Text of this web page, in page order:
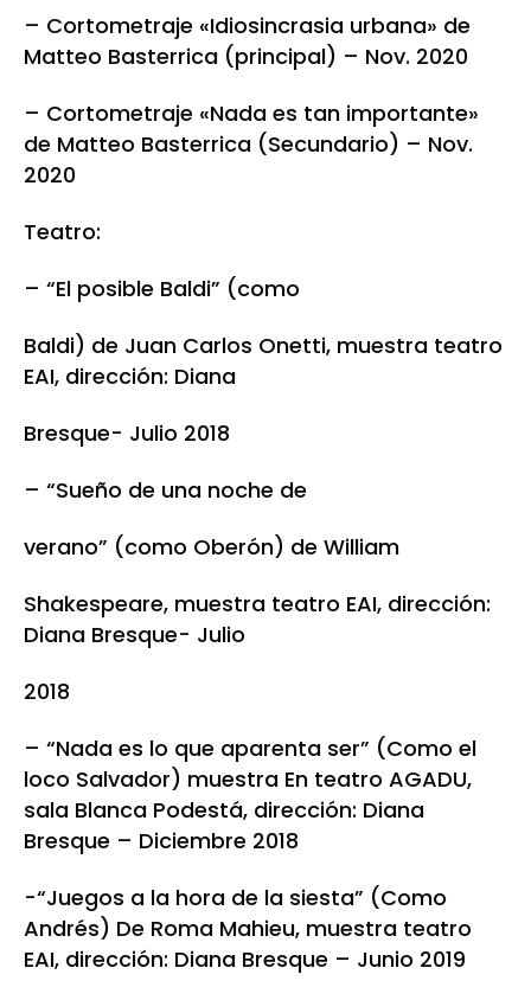
– Cortometraje «Idiosincrasia urbana» de
Matteo Basterrica (principal) – Nov. 2020
– Cortometraje «Nada es tan importante»
de Matteo Basterrica (Secundario) – Nov.
2020
Teatro:
– “El posible Baldi” (como
Baldi) de Juan Carlos Onetti, muestra teatro
EAI, dirección: Diana
Bresque- Julio 2018
– “Sueño de una noche de
verano” (como Oberón) de William
Shakespeare, muestra teatro EAI, dirección:
Diana Bresque- Julio
2018
– “Nada es lo que aparenta ser” (Como el
loco Salvador) muestra En teatro AGADU,
sala Blanca Podestá, dirección: Diana
Bresque – Diciembre 2018
-“Juegos a la hora de la siesta” (Como
Andrés) De Roma Mahieu, muestra teatro
EAI, dirección: Diana Bresque – Junio 2019